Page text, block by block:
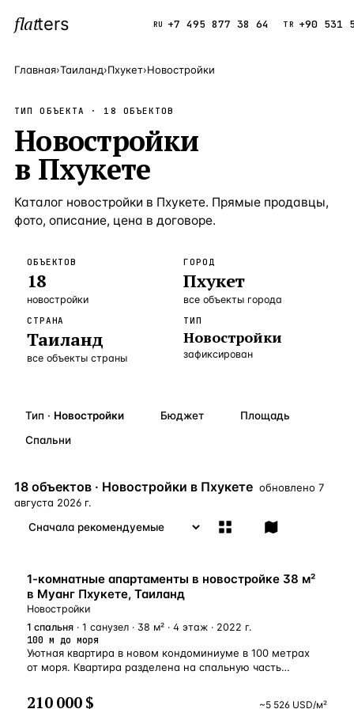
flatters RU +7 495 877 38 64 TR +90 531
ПОПУЛЯРНЫЕ НАПРАВЛЕНИЯ
Турция
Россия Страна
Кипр —Страна
Греция
Сочи —
Алания —Локация Турция · 2
Стамбул
ЧАСТО ИЩУТ
Турция Кипр Таиланд
Главная›Таиланд›Пхукет›Новостройки
ТИП ОБЪЕКТА · 18 ОБЪЕКТОВ
Новостройки
в Пхукете
Каталог новостройки в Пхукете. Прямые продавцы,
фото, описание, цена в договоре.
ОБЪЕКТОВ
18
новостройки
ГОРОД
Пхукет
все объекты города
СТРАНА
Таиланд
все объекты страны
ТИП
Новостройки
зафиксирован
Тип · Новостройки Бюджет
Площадь
Спальни
18 объектов · Новостройки в Пхукете обновлено 7
августа 2026 г.
НОВОСТРОЙКА
1-комнатные апартаменты в новостройке 38 м²
в Муанг Пхукете, Таиланд
Новостройки
1 спальня · 1 санузел · 38 м² · 4 этаж · 2022 г.
100 м до моря
Уютная квартира в новом кондоминиуме в 100 метрах
от моря. Квартира разделена на спальную часть
кровать, диван, шкаф для одежды и телевизор.
210 000 $ ~5 526 USD/м²